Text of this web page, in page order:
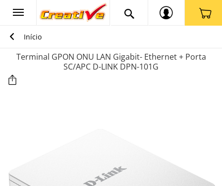
Início
Terminal GPON ONU LAN Gigabit- Ethernet + Porta
SC/APC D-LINK DPN-101G